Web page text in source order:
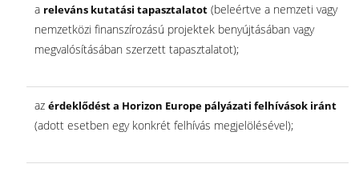
a releváns kutatási tapasztalatot (beleértve a nemzeti vagy
nemzetközi finanszírozású projektek benyújtásában vagy
megvalósításában szerzett tapasztalatot);
az érdeklődést a Horizon Europe pályázati felhívások iránt
(adott esetben egy konkrét felhívás megjelölésével);